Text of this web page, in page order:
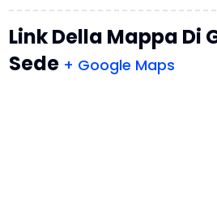
Link Della Mappa Di
Sede + Google Maps